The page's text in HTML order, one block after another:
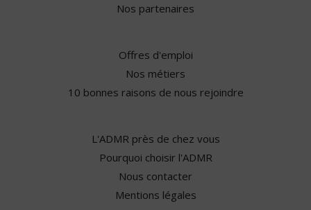
Nos partenaires
Offres d'emploi
Nos métiers
10 bonnes raisons de nous rejoindre
L'ADMR près de chez vous
Pourquoi choisir l'ADMR
Nous contacter
Mentions légales